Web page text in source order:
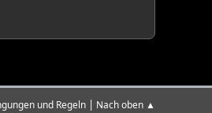
und Regeln | Nach oben ▲